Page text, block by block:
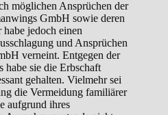
möglichen Ansprüchen der
GmbH sowie deren
jedoch einen
und Ansprüchen
verneint. Entgegen der
habe sie die Erbschaft
gehalten. Vielmehr sei
die Vermeidung familiärer
aufgrund ihres